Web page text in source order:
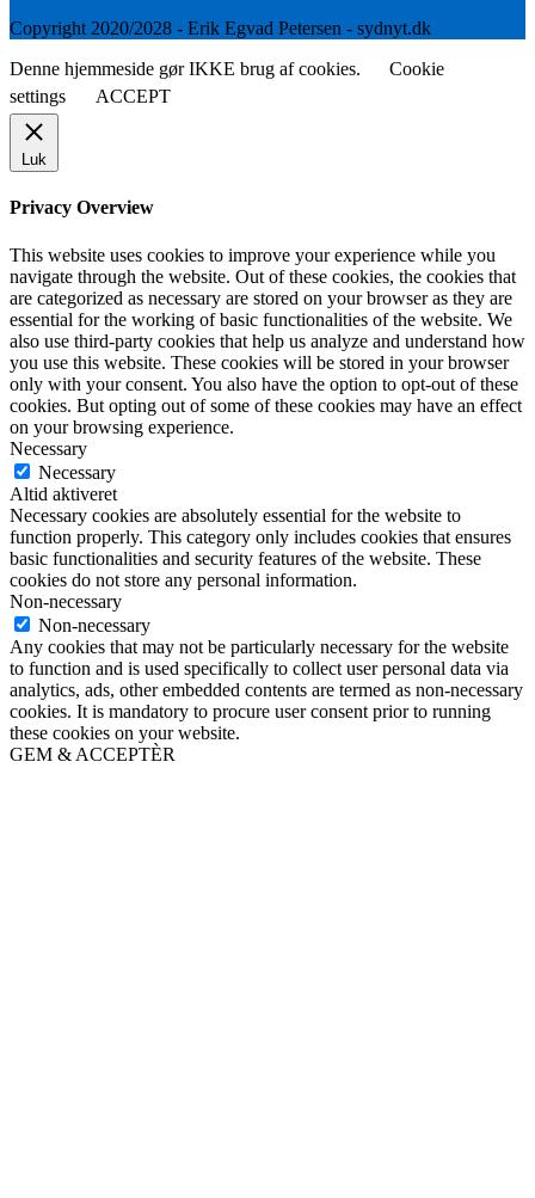
Copyright 2020/2028 - Erik Egvad Petersen - sydnyt.dk
Denne hjemmeside gør IKKE brug af cookies.
Cookie
settings
ACCEPT
Luk
Privacy Overview
This website uses cookies to improve your experience while you
navigate through the website. Out of these cookies, the cookies that
are categorized as necessary are stored on your browser as they are
essential for the working of basic functionalities of the website. We
also use third-party cookies that help us analyze and understand how
you use this website. These cookies will be stored in your browser
only with your consent. You also have the option to opt-out of these
cookies. But opting out of some of these cookies may have an effect
on your browsing experience.
Necessary
Necessary
Altid aktiveret
Necessary cookies are absolutely essential for the website to
function properly. This category only includes cookies that ensures
basic functionalities and security features of the website. These
cookies do not store any personal information.
Non-necessary
Non-necessary
Any cookies that may not be particularly necessary for the website
to function and is used specifically to collect user personal data via
analytics, ads, other embedded contents are termed as non-necessary
cookies. It is mandatory to procure user consent prior to running
these cookies on your website.
GEM & ACCEPTÈR